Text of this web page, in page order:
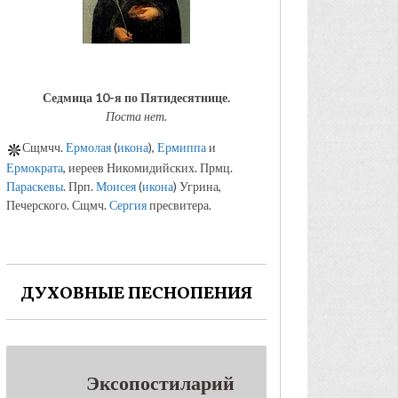
Седмица 10-я по Пятидесятнице.
Поста нет.
Сщмчч.Ермолая(икона), Ермиппаи
Ермократа, иереев Никомидийских. Прмц.
Параскевы. Прп.Моисея(икона) Угрина,
Печерского. Сщмч.Сергияпресвитера.
ДУХОВНЫЕ ПЕСНОПЕНИЯ
Эксопостиларий